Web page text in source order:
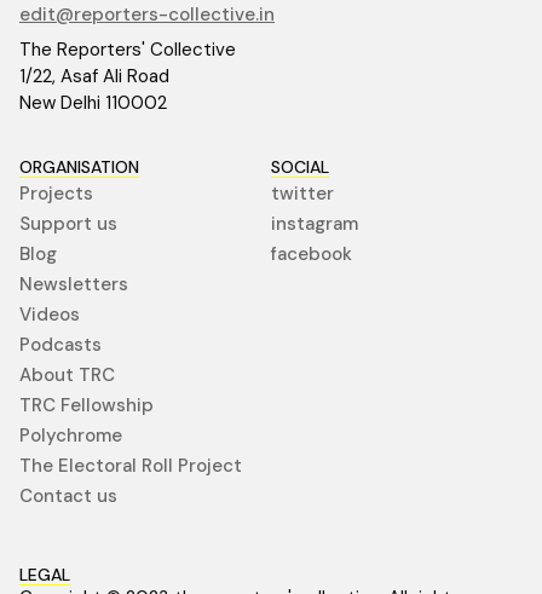
edit@reporters-collective.in
The Reporters' Collective
1/22, Asaf Ali Road
New Delhi 110002
ORGANISATION
Projects
Support us
Blog
Newsletters
Videos
Podcasts
About TRC
TRC Fellowship
Polychrome
The Electoral Roll Project
Contact us
SOCIAL
twitter
instagram
facebook
LEGAL